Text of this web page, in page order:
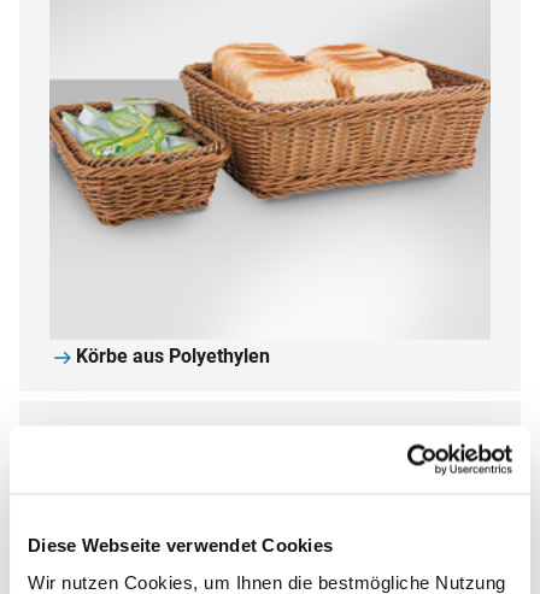
Diese Webseite verwendet Cookies
Wir nutzen Cookies, um Ihnen die bestmögliche Nutzung
Körbe aus Polyethylen